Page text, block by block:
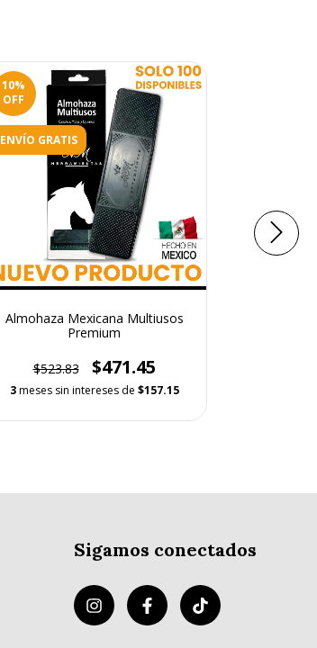
10%
OFF
ENVÍO GRATIS
Almohaza Mexicana Multiusos
Premium
$523.83 $471.45
3 meses sin intereses de $157.15
Sigamos conectados